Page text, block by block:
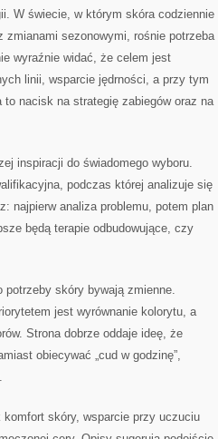
W świecie, w którym skóra codziennie
sezonowymi, rośnie potrzeba
wyraźnie widać, że celem jest
linii, wsparcie jędrności, a przy tym
nacisk na strategię zabiegów oraz na
inspiracji do świadomego wyboru.
podczas której analizuje się
najpierw analiza problemu, potem plan
będą terapie odbudowujące, czy
potrzeby skóry bywają zmienne.
jest wyrównanie kolorytu, a
Strona dobrze oddaje ideę, że
obiecywać „cud w godzinę”,
skóry, wsparcie przy uczuciu